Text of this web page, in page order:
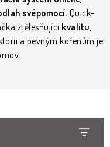
Proč s námi
Reklamační řád
svépomocí. Quick-
ztělesňující kvalitu,
a pevným kořenům je